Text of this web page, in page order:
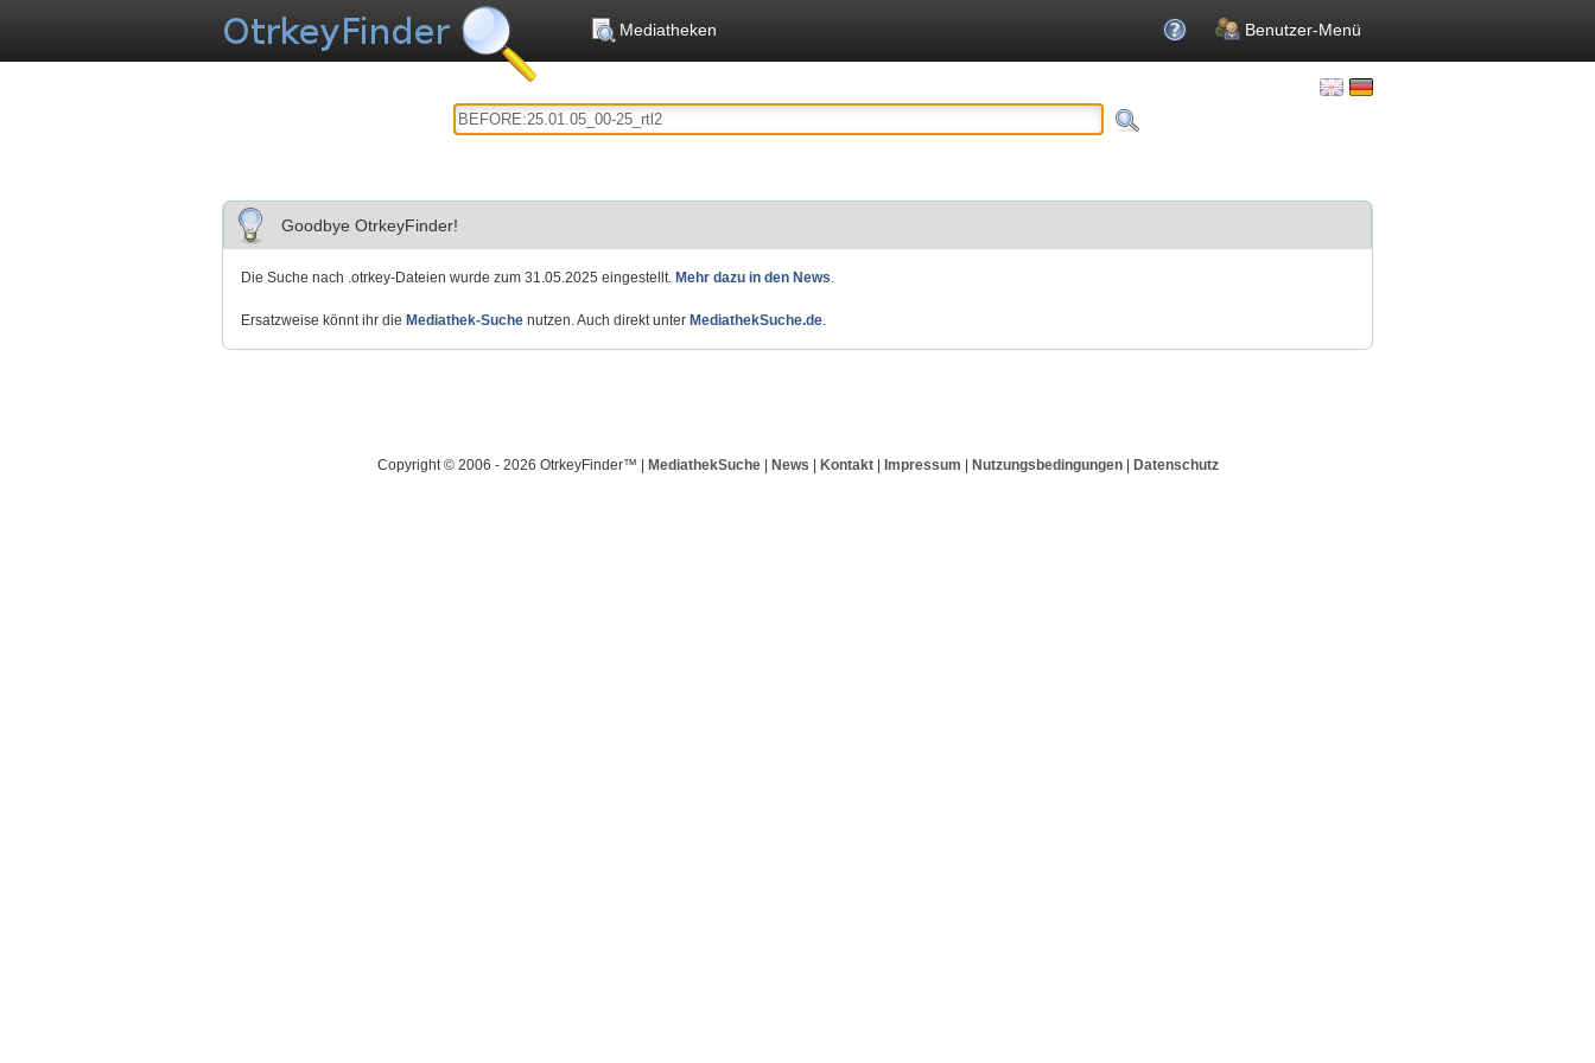
Mediatheken Benutzer-Menü
Goodbye OtrkeyFinder!
Die Suche nach .otrkey-Dateien wurde zum 31.05.2025 eingestellt. Mehr dazu in den News.
Ersatzweise könnt ihr die Mediathek-Suche nutzen. Auch direkt unter MediathekSuche.de.
Copyright © 2006 - 2026 OtrkeyFinder™ | MediathekSuche| News Kontakt| Impressum Nutzungsbedingungen| Datenschutz